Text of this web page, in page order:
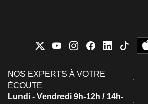
NOS EXPERTS À VOTRE
ÉCOUTE
Lundi - Vendredi 9h-12h / 14h-